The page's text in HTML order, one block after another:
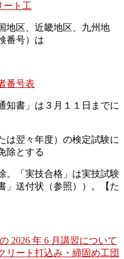
ート工
地区、近畿地区、九州地
番号）は
番号表
知書」は３月１１日までに
は翌々年度）の検定試験に
除とする
。「実技合格」は実技試験
」送付状（参照））。【た
2026 年 6 月講習について
ート打込み・締固め工団